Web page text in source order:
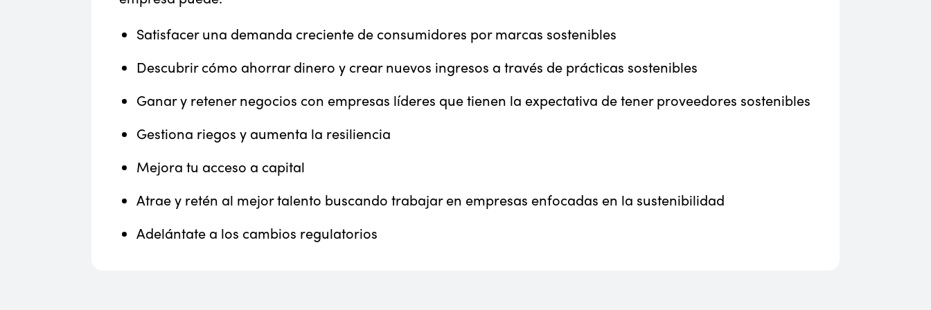
Satisfacer una demanda creciente de consumidores por marcas sostenibles
Descubrir cómo ahorrar dinero y crear nuevos ingresos a través de prácticas sostenibles
Ganar y retener negocios con empresas líderes que tienen la expectativa de tener proveedores sostenibles
Gestiona riegos y aumenta la resiliencia
Mejora tu acceso a capital
Atrae y retén al mejor talento buscando trabajar en empresas enfocadas en la sustenibilidad
Adelántate a los cambios regulatorios